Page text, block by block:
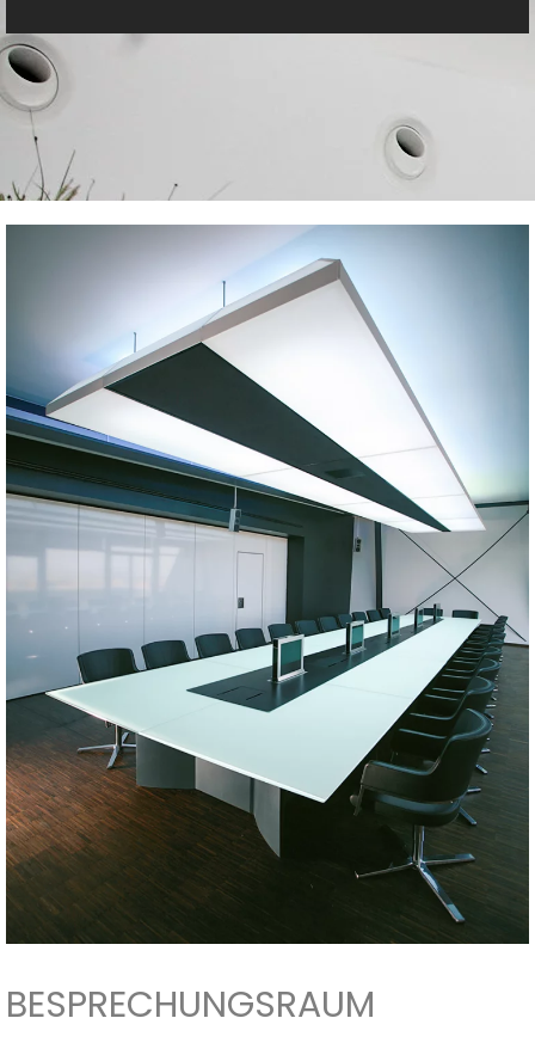
BESPRECHUNGSRAUM